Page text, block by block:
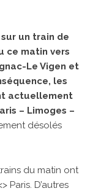
un train de
ce matin vers
Le Vigen et
les
actuellement
– Limoges –
désolés
du matin ont
Paris. D’autres